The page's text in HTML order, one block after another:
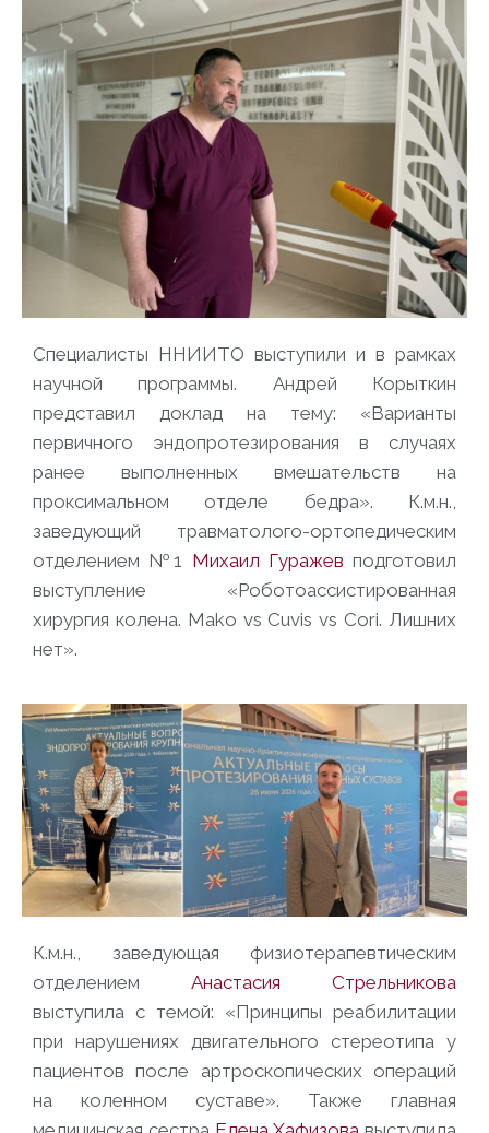
Специалисты ННИИТО выступили и в рамках
научной программы. Андрей Корыткин
представил доклад на тему: «Варианты
первичного эндопротезирования в случаях
ранее выполненных вмешательств на
проксимальном отделе бедра». К.м.н.,
заведующий травматолого-ортопедическим
отделением №1 Михаил Гуражев подготовил
выступление «Роботоассистированная
хирургия колена. Mako vs Cuvis vs Cori. Лишних
нет».
К.м.н., заведующая физиотерапевтическим
отделением Анастасия Стрельникова
выступила с темой: «Принципы реабилитации
при нарушениях двигательного стереотипа у
пациентов после артроскопических операций
на коленном суставе». Также главная